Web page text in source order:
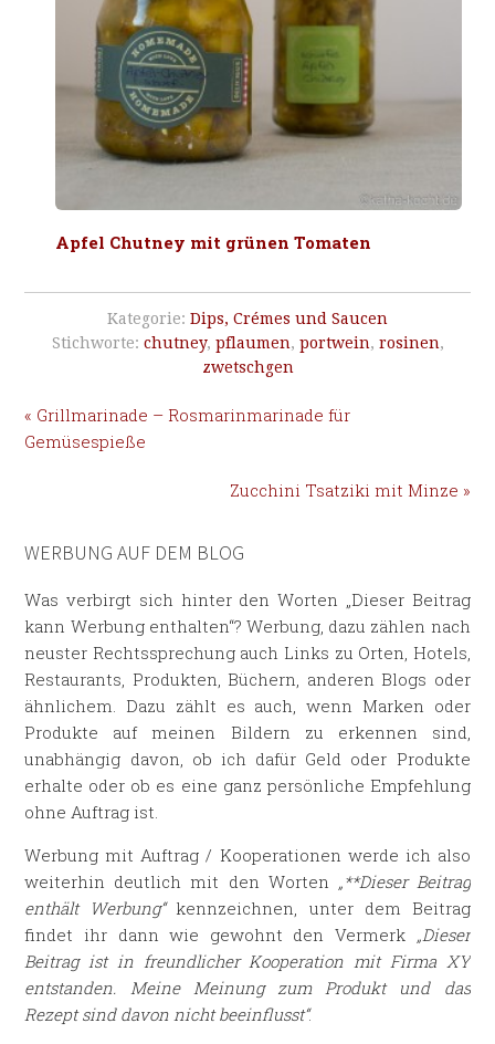
Apfel Chutney mit grünen Tomaten
Kategorie: Dips, Crémes und Saucen
Stichworte: chutney, pflaumen, portwein, rosinen,
zwetschgen
« Grillmarinade – Rosmarinmarinade für
Gemüsespieße
Zucchini Tsatziki mit Minze »
WERBUNG AUF DEM BLOG
Was verbirgt sich hinter den Worten „Dieser Beitrag
kann Werbung enthalten“? Werbung, dazu zählen nach
neuster Rechtssprechung auch Links zu Orten, Hotels,
Restaurants, Produkten, Büchern, anderen Blogs oder
ähnlichem. Dazu zählt es auch, wenn Marken oder
Produkte auf meinen Bildern zu erkennen sind,
unabhängig davon, ob ich dafür Geld oder Produkte
erhalte oder ob es eine ganz persönliche Empfehlung
ohne Auftrag ist.
Werbung mit Auftrag / Kooperationen werde ich also
weiterhin deutlich mit den Worten „**Dieser Beitrag
enthält Werbung“kennzeichnen, unter dem Beitrag
findet ihr dann wie gewohnt den Vermerk „Dieser
Beitrag ist in freundlicher Kooperation mit Firma XY
entstanden. Meine Meinung zum Produkt und das
Rezept sind davon nicht beeinflusst“.